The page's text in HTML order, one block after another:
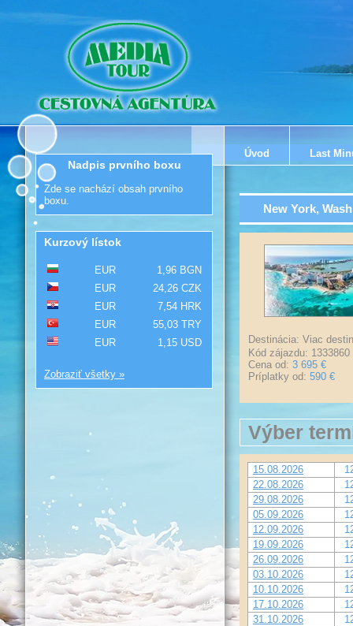
Úvod Last
New York,
Destinácia: Viac
Kód zájazdu: 1333860
Cena od: 3 695 €
Príplatky od: 590 €
Výber
15.08.2026
22.08.2026
29.08.2026
05.09.2026
12.09.2026
19.09.2026
26.09.2026
03.10.2026
10.10.2026
17.10.2026
31.10.2026
Nadpis prvního boxu
Zde se nachází obsah prvního
boxu.
Kurzový lístok
EUR
1,96 BGN
EUR
24,26 CZK
EUR
7,54 HRK
EUR
55,03 TRY
EUR
1,15 USD
Zobraziť všetky »